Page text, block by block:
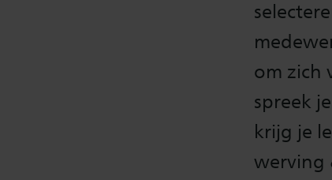
om zich
spreek
krijg je
werving